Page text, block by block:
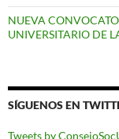
NUEVA
UNIVERSITARIO DE
SÍGUENOS EN
Tweets by